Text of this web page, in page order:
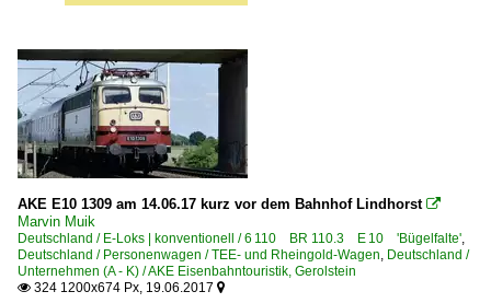
AKE E10 1309 am 14.06.17 kurz vor dem Bahnhof Lindhorst 
Marvin Muik
Deutschland / E-Loks | konventionell / 6 110 BR 110.3 E 10 'Bügelfalte',
Deutschland / Personenwagen / TEE- und Rheingold-Wagen, Deutschland /
Unternehmen (A - K) / AKE Eisenbahntouristik, Gerolstein
 324 1200x674 Px, 19.06.2017 